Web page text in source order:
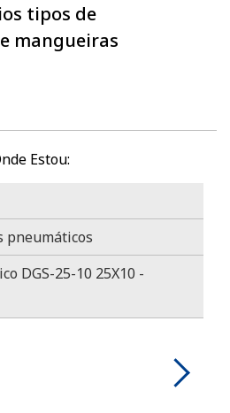
tipos de
mangueiras
Estou:
pneumáticos
DGS-25-10 25X10 -